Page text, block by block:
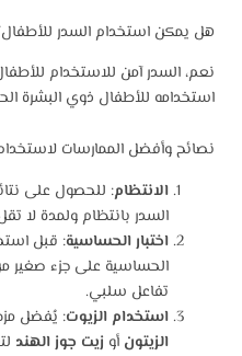
هل يمكن استخدام السدر
نعم، السدر آمن للاستخدام
استخدامه للأطفال ذوي البشرة
نصائح وأفضل الممارسات
الانتظام: للحصول على
السدر بانتظام ولمدة لا
اختبار الحساسية: قبل
الحساسية على جزء صغير
تفاعل سلبي.
استخدام الزيوت: يُفضل
الزيتون أو زيت جوز الهند